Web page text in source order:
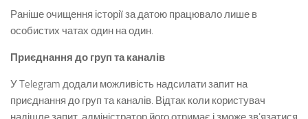
Раніше очищення історії за датою працювало лише в
особистих чатах один на один.
Приєднання до груп та каналів
У Telegram додали можливість надсилати запит на
приєднання до груп та каналів. Відтак коли користувач